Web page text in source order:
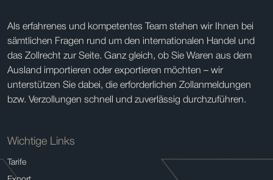
Als erfahrenes und kompetentes Team stehen wir Ihnen bei
sämtlichen Fragen rund um den internationalen Handel und
das Zollrecht zur Seite. Ganz gleich, ob Sie Waren aus dem
Ausland importieren oder exportieren möchten – wir
unterstützen Sie dabei, die erforderlichen Zollanmeldungen
bzw. Verzollungen schnell und zuverlässig durchzuführen.
Wichtige Links
Tarife